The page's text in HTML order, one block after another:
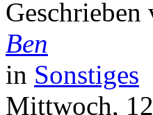
Geschrieben
Ben
in Sonstiges
Mittwoch,